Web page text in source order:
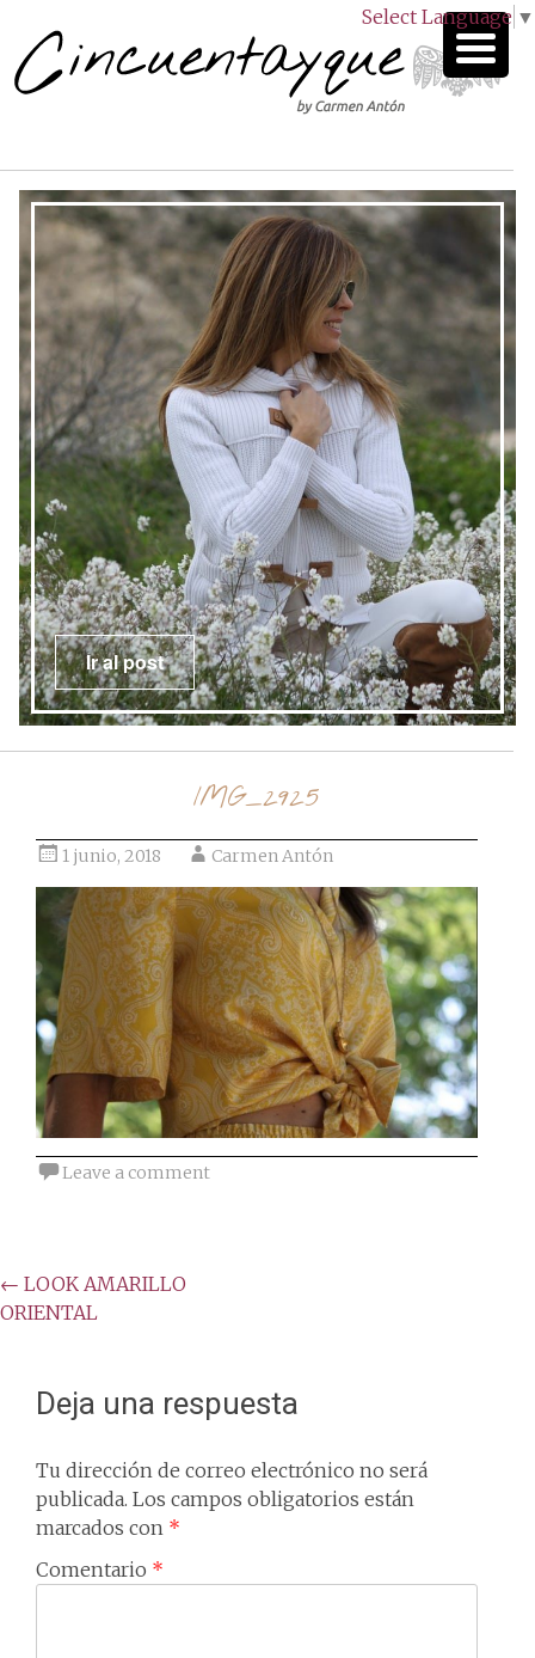
Select Language ▼
Ir al post
IMG_2925
1 junio, 2018 Carmen Antón
Leave a comment
Post
navigation
← LOOK AMARILLO
ORIENTAL
Deja una respuesta
Tu dirección de correo electrónico no será
publicada. Los campos obligatorios están
marcados con *
Comentario *